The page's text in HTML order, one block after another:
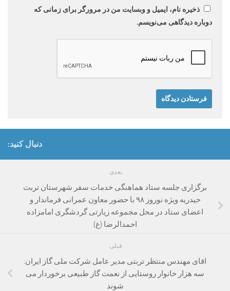
ذخیره نام، ایمیل و وبسایت من در مرورگر برای زمانی که
دوباره دیدگاهی می‌نویسم.
دنبال کنید:
بعدی
برگزاری جلسه ستاد هماهنگی خدمات سفر شهرستان تربت
حیدریه ویژه نوروز ۹۸ با حضور معاون عمرانی فرماندار و
اعضای ستاد در محل مجموعه زیارتی گردشگری امامزاده
احمدالرضا (ع)
قبلی
اقای مهندس منتظر تربتی مدیر عامل شرکت ملی گاز ایران:
سه هزار خانوار روستایی از نعمت گاز طبیعی برخوردار می
شوند